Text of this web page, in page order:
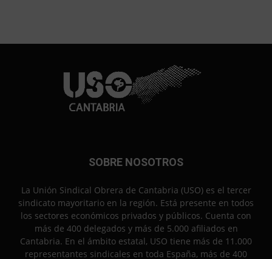
SOBRE NOSOTROS
La Unión Sindical Obrera de Cantabria (USO) es el tercer
sindicato mayoritario en la región. Está presente en todos
los sectores económicos privados y públicos. Cuenta con
más de 400 delegados y más de 5.000 afiliados en
Cantabria. En el ámbito estatal, USO tiene más de 11.000
representantes sindicales en toda España, más de 400